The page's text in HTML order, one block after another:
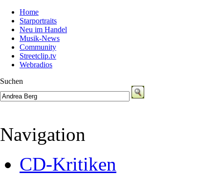
Home
Starportraits
Neu im Handel
Musik-News
Community
Streetclip.tv
Webradios
Suchen
Navigation
CD-Kritiken